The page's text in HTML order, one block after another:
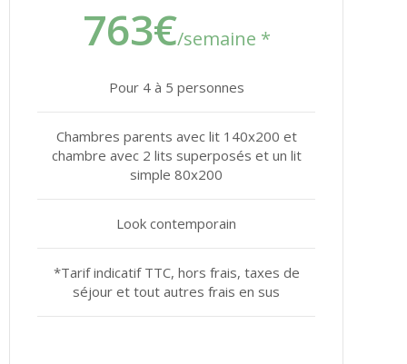
763€/semaine *
Pour 4 à 5 personnes
Chambres parents avec lit 140x200 et
chambre avec 2 lits superposés et un lit
simple 80x200
Look contemporain
*Tarif indicatif TTC, hors frais, taxes de
séjour et tout autres frais en sus